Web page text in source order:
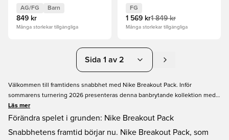
AG/FG Barn
849 kr
Många storlekar tillgängliga
FG
1 569 kr1 849 kr
Många storlekar tillgängliga
Sida 1 av 2
Välkommen till framtidens snabbhet med Nike Breakout Pack. Inför
sommarens turnering 2026 presenteras denna banbrytande kollektion med
nästa generations Mercurial. Med neongröna färger och glitch-inspirerad
grafik erbjuder den två dimensioner av snabbhet: den ultralätta Vapor för Mad
Snöra på dig skorna, dominera planen och BREAK 'EM.
Läs mer
Förändra spelet i grunden: Nike Breakout Pack
Snabbhetens framtid börjar nu. Nike Breakout Pack, som